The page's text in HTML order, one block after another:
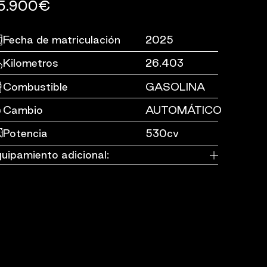
Fecha de matriculación
2025
Kilometros
26.403
Combustible
GASOLINA
Cambio
AUTOMÁTICO
Potencia
530cv
adicional: